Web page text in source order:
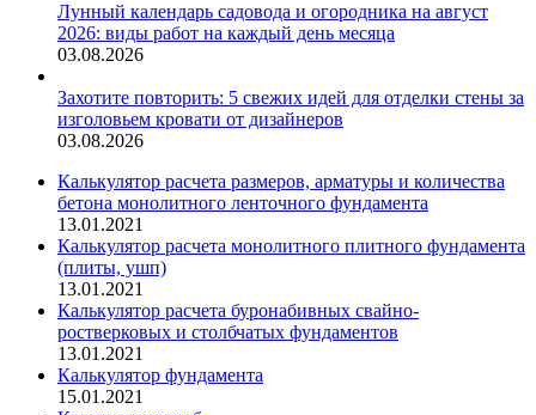
Лунный календарь садовода и огородника на август
2026: виды работ на каждый день месяца
03.08.2026
Захотите повторить: 5 свежих идей для отделки стены за
изголовьем кровати от дизайнеров
03.08.2026
Калькулятор расчета размеров, арматуры и количества
бетона монолитного ленточного фундамента
13.01.2021
Калькулятор расчета монолитного плитного фундамента
(плиты, ушп)
13.01.2021
Калькулятор расчета буронабивных свайно-
ростверковых и столбчатых фундаментов
13.01.2021
Калькулятор фундамента
15.01.2021